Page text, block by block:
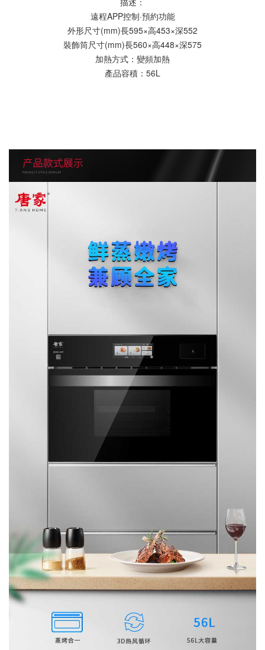
遠程APP控制·預約功能
外形尺寸(mm)長595×高453×深552
裝飾筒尺寸(mm)長560×高448×深575
加熱方式：變頻加熱
產品容積：56L